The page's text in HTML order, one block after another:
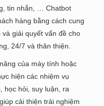
tin nhắn, … Chatbot
hàng bằng cách cung
giải quyết vấn đề cho
24/7 và thân thiện.
của máy tính hoặc
hiện các nhiệm vụ
học hỏi, suy luận, ra
cải thiện trải nghiệm